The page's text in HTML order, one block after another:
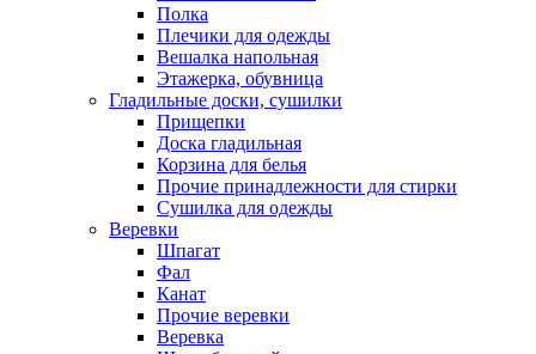
Полка
Плечики для одежды
Вешалка напольная
Этажерка, обувница
Гладильные доски, сушилки
Прищепки
Доска гладильная
Корзина для белья
Прочие принадлежности для стирки
Сушилка для одежды
Веревки
Шпагат
Фал
Канат
Прочие веревки
Веревка